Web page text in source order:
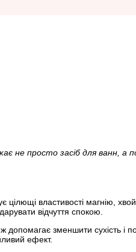
не просто засіб для ванн, а
властивості магнію,
відчуття спокою.
допомагає зменшити сухість і
ефект.